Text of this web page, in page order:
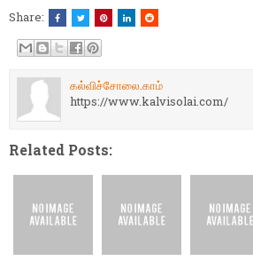
Share:
கல்விச்சோலை.காம்
https://www.kalvisolai.com/
Related Posts: